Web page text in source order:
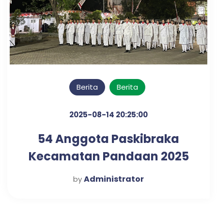
Berita Berita
2025-08-14 20:25:00
54 Anggota Paskibraka
Kecamatan Pandaan 2025
Resmi di Kukuhkan, Siap
byAdministrator